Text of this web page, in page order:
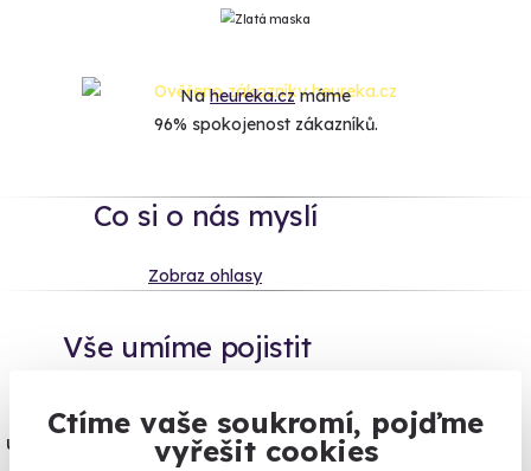
Ctíme vaše soukromí, pojďme
vyřešit cookies
Naheureka.czmáme
96% spokojenost zákazníků.
Co si o nás myslí
Zobraz ohlasy
Vše umíme pojistit
Jeden nikdy neví. Máme nejvyšší
úrazové pojištění z nabídky zážitkových